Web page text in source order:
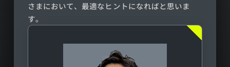
さまにおいて、最適なヒントになればと思いま
す。